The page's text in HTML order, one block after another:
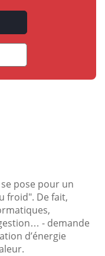
pose pour un
froid". De fait,
- demande
d’énergie